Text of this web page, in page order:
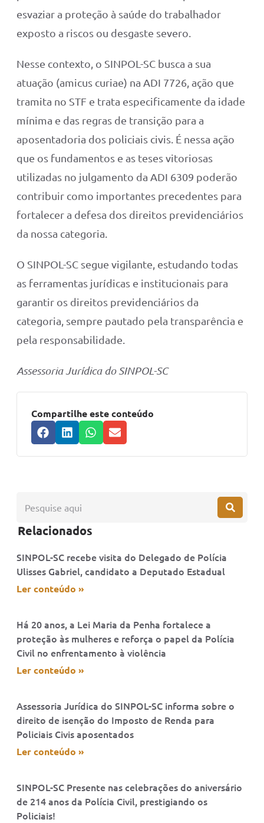
esvaziar a proteção à saúde do trabalhador
exposto a riscos ou desgaste severo.
Nesse contexto, o SINPOL-SC busca a sua
atuação (amicus curiae) na ADI 7726, ação que
tramita no STF e trata especificamente da idade
mínima e das regras de transição para a
aposentadoria dos policiais civis. É nessa ação
que os fundamentos e as teses vitoriosas
utilizadas no julgamento da ADI 6309 poderão
contribuir como importantes precedentes para
fortalecer a defesa dos direitos previdenciários
da nossa categoria.
O SINPOL-SC segue vigilante, estudando todas
as ferramentas jurídicas e institucionais para
garantir os direitos previdenciários da
categoria, sempre pautado pela transparência e
pela responsabilidade.
Assessoria Jurídica do SINPOL-SC
Compartilhe este conteúdo
Relacionados
SINPOL-SC recebe visita do Delegado de Polícia
Ulisses Gabriel, candidato a Deputado Estadual
Ler conteúdo »
Há 20 anos, a Lei Maria da Penha fortalece a
proteção às mulheres e reforça o papel da Polícia
Civil no enfrentamento à violência
Ler conteúdo »
Assessoria Jurídica do SINPOL-SC informa sobre o
direito de isenção do Imposto de Renda para
Policiais Civis aposentados
Ler conteúdo »
SINPOL-SC Presente nas celebrações do aniversário
de 214 anos da Polícia Civil, prestigiando os
Policiais!